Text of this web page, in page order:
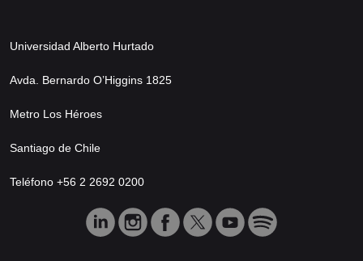
Universidad Alberto Hurtado
Avda. Bernardo O’Higgins 1825
Metro Los Héroes
Santiago de Chile
Teléfono +56 2 2692 0200